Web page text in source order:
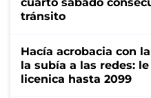
tránsito
Hacía acrobacia con
la subía a las redes:
licenica hasta 2099